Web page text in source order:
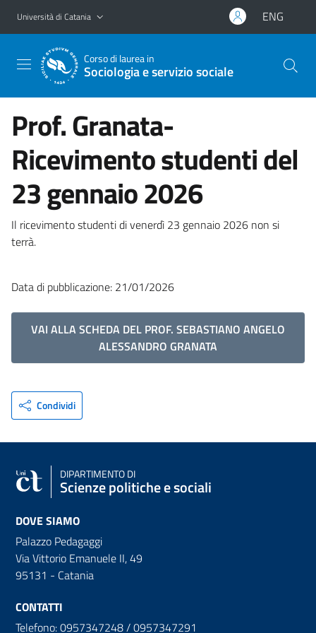
Vai al contenuto principale
Vai al menu di navigazione
Università di Catania ENG
Corso di laurea in
Sociologia e servizio sociale
Prof. Granata-
Ricevimento studenti del
23 gennaio 2026
Il ricevimento studenti di venerdì 23 gennaio 2026 non si
terrà.
Data di pubblicazione: 21/01/2026
VAI ALLA SCHEDA DEL PROF. SEBASTIANO ANGELO
ALESSANDRO GRANATA
Condividi
DIPARTIMENTO DI
Scienze politiche e sociali
DOVE SIAMO
Palazzo Pedagaggi
Via Vittorio Emanuele II, 49
95131 - Catania
CONTATTI
Telefono: 0957347248 / 0957347291